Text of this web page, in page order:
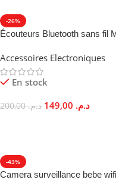
-26%
Écouteurs Bluetooth sans fil
Accessoires Electroniques
En stock
د.م.200,00 د.م.
-43%
Camera surveillance bebe wifi